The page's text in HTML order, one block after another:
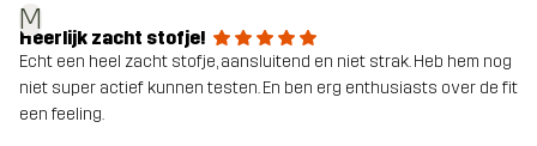
M
Heerlijk zacht stofje!
Echt een heel zacht stofje, aansluitend en niet strak. Heb hem nog
niet super actief kunnen testen. En ben erg enthusiasts over de fit
een feeling.